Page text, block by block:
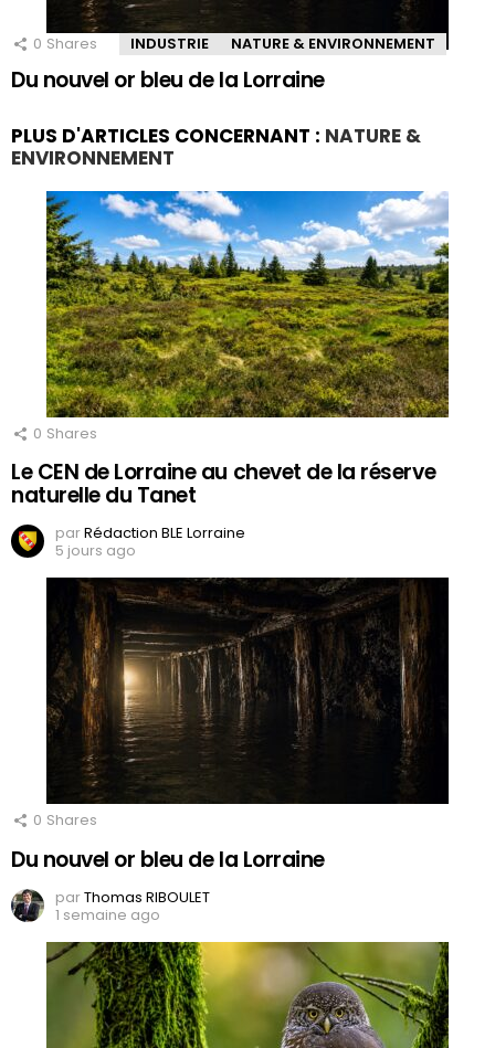
0 Shares INDUSTRIE NATURE & ENVIRONNEMENT
Du nouvel or bleu de la Lorraine
PLUS D'ARTICLES CONCERNANT : NATURE &
ENVIRONNEMENT
0 Shares
Le CEN de Lorraine au chevet de la réserve
naturelle du Tanet
parRédaction BLE Lorraine
5 jours ago
0 Shares
Du nouvel or bleu de la Lorraine
parThomas RIBOULET
1 semaine ago